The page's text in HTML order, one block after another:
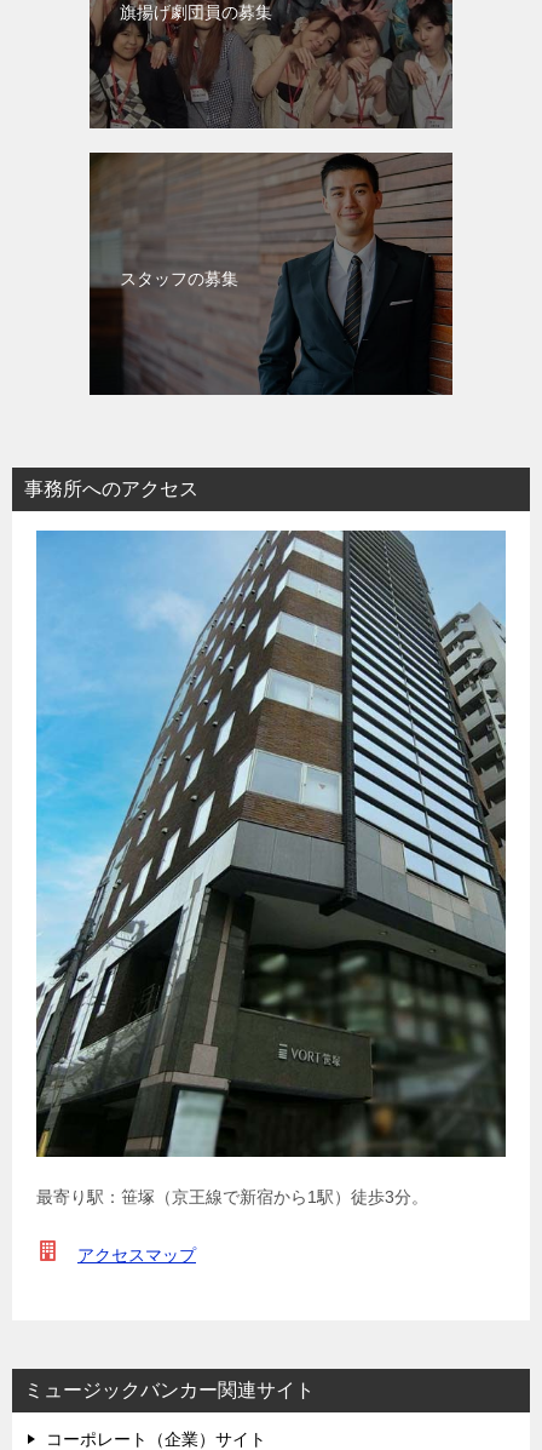
旗揚げ劇団員の募集
スタッフの募集
事務所へのアクセス
最寄り駅：笹塚（京王線で新宿から1駅）徒歩3分。
アクセスマップ
ミュージックバンカー関連サイト
コーポレート（企業）サイト